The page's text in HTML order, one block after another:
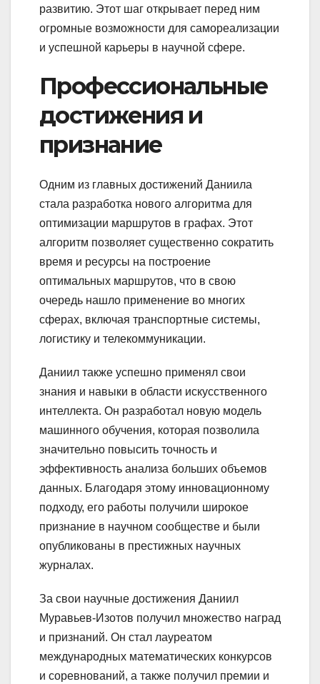
развитию. Этот шаг открывает перед ним
огромные возможности для самореализации
и успешной карьеры в научной сфере.
Профессиональные
достижения и
признание
Одним из главных достижений Даниила
стала разработка нового алгоритма для
оптимизации маршрутов в графах. Этот
алгоритм позволяет существенно сократить
время и ресурсы на построение
оптимальных маршрутов, что в свою
очередь нашло применение во многих
сферах, включая транспортные системы,
логистику и телекоммуникации.
Даниил также успешно применял свои
знания и навыки в области искусственного
интеллекта. Он разработал новую модель
машинного обучения, которая позволила
значительно повысить точность и
эффективность анализа больших объемов
данных. Благодаря этому инновационному
подходу, его работы получили широкое
признание в научном сообществе и были
опубликованы в престижных научных
журналах.
За свои научные достижения Даниил
Муравьев-Изотов получил множество наград
и признаний. Он стал лауреатом
международных математических конкурсов
и соревнований, а также получил премии и